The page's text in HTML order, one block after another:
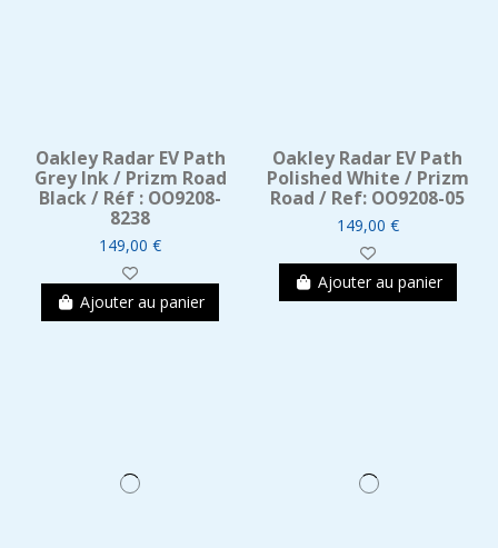
Oakley Radar EV Path
Grey Ink / Prizm Road
Black / Réf : OO9208-
8238
149,00 €
Ajouter au panier
Oakley Radar EV Path
Polished White / Prizm
Road / Ref: OO9208-05
149,00 €
Ajouter au panier